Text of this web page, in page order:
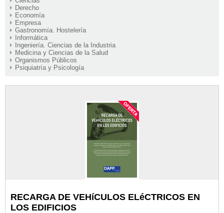
Derecho
Economía
Empresa
Gastronomía. Hostelería
Informática
Ingeniería. Ciencias de la Industria
Medicina y Ciencias de la Salud
Organismos Públicos
Psiquiatría y Psicología
RECARGA DE VEHíCULOS ELéCTRICOS EN
LOS EDIFICIOS